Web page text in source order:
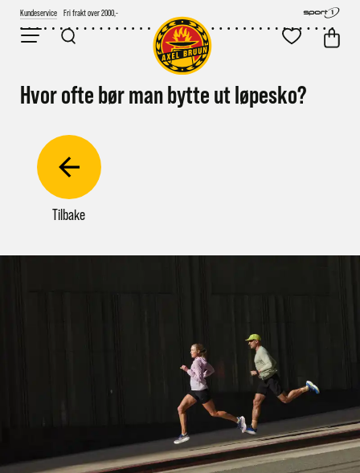
Kundeservice Fri frakt over 2000,-
Hvor ofte bør man bytte ut løpesko?
Tilbake